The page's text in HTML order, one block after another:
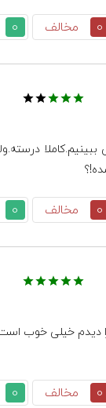
0 0 مخالف
0 0 مخالف
0 0 مخالف